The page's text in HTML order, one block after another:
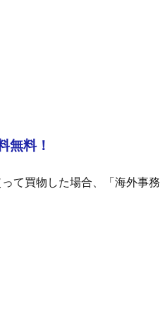
無料！
て買物した場合、「海外事務